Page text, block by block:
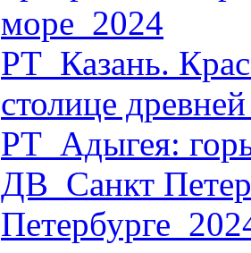
море_2024
РТ_Казань.
столице
РТ_Адыгея:
ДВ_Санкт